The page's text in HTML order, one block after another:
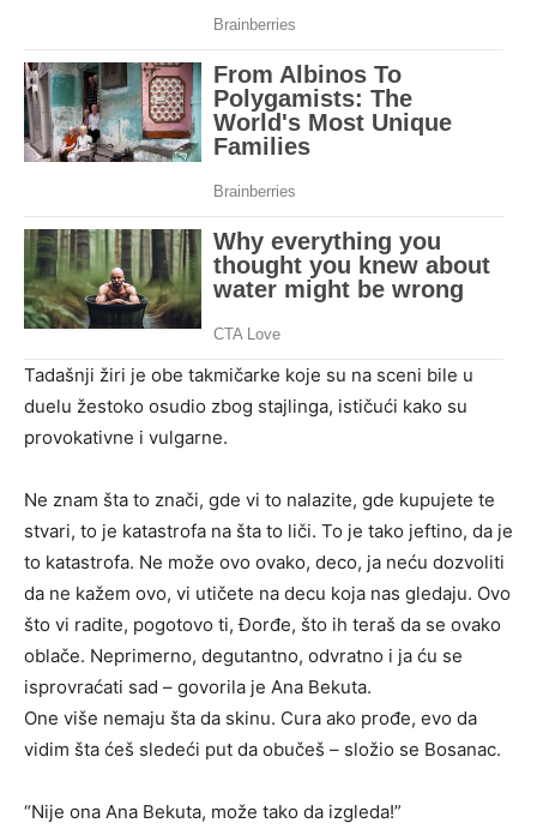
Tadašnji žiri je obe takmičarke koje su na sceni bile u
duelu žestoko osudio zbog stajlinga, ističući kako su
provokativne i vulgarne.
Ne znam šta to znači, gde vi to nalazite, gde kupujete te
stvari, to je katastrofa na šta to liči. To je tako jeftino, da je
to katastrofa. Ne može ovo ovako, deco, ja neću dozvoliti
da ne kažem ovo, vi utičete na decu koja nas gledaju. Ovo
što vi radite, pogotovo ti, Đorđe, što ih teraš da se ovako
oblače. Neprimerno, degutantno, odvratno i ja ću se
isprovraćati sad – govorila je Ana Bekuta.
One više nemaju šta da skinu. Cura ako prođe, evo da
vidim šta ćeš sledeći put da obučeš – složio se Bosanac.
“Nije ona Ana Bekuta, može tako da izgleda!”